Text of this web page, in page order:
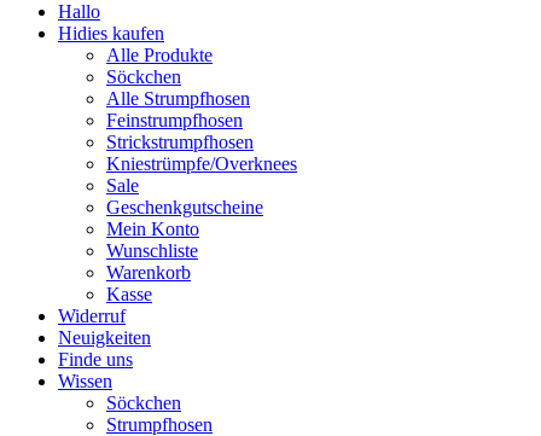
Hallo
Hidies kaufen
Alle Produkte
Söckchen
Alle Strumpfhosen
Feinstrumpfhosen
Strickstrumpfhosen
Kniestrümpfe/Overknees
Sale
Geschenkgutscheine
Mein Konto
Wunschliste
Warenkorb
Kasse
Widerruf
Neuigkeiten
Finde uns
Wissen
Söckchen
Strumpfhosen